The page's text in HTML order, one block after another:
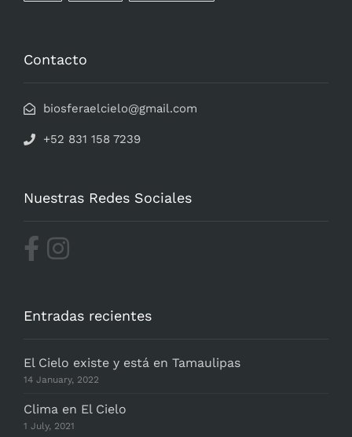
Contacto
biosferaelcielo@gmail.com
+52 831 158 7239
Nuestras Redes Sociales
Entradas recientes
El Cielo existe y está en Tamaulipas
14 January, 2022
Clima en El Cielo
1 July, 2021